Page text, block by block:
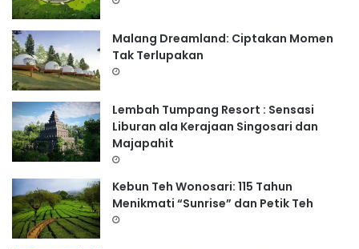
Malang Dreamland: Ciptakan Momen
Tak Terlupakan
Lembah Tumpang Resort : Sensasi
Liburan ala Kerajaan Singosari dan
Majapahit
Kebun Teh Wonosari: 115 Tahun
Menikmati “Sunrise” dan Petik Teh